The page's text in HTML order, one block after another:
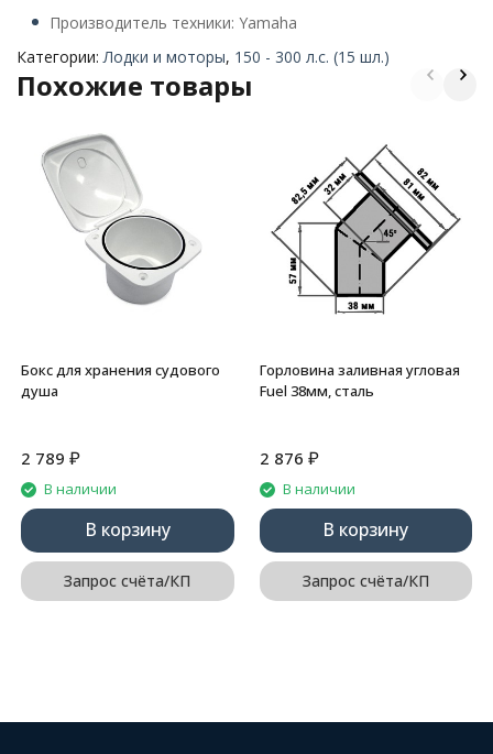
Производитель техники: Yamaha
Категории:Лодки и моторы, 150 - 300 л.с. (15 шл.)
Похожие товары
Бокс для хранения судового
душа
2 789 ₽
В наличии
В корзину
Запрос счёта/КП
Горловина заливная угловая
Fuel 38мм, сталь
2 876 ₽
В наличии
В корзину
Запрос счёта/КП